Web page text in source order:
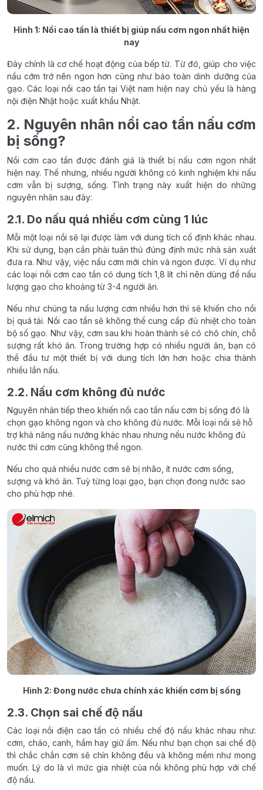
Hình 1: Nồi cao tần là thiết bị giúp nấu cơm ngon nhất hiện
nay
Đây chính là cơ chế hoạt động của bếp từ. Từ đó, giúp cho việc
nấu cớm trở nên ngon hơn cũng như bảo toàn dinh dưỡng của
gạo. Các loại nồi cao tần tại Việt nam hiện nay chủ yếu là hàng
nội điện Nhật hoặc xuất khẩu Nhật.
2. Nguyên nhân nồi cao tần nấu cơm
bị sống?
Nồi cơm cao tần được đánh giá là thiết bị nấu cơm ngon nhất
hiện nay. Thế nhưng, nhiều người không có kinh nghiệm khi nấu
cơm vẫn bị sượng, sống. Tình trạng này xuất hiện do những
nguyên nhân sau đây:
2.1. Do nấu quá nhiều cơm cùng 1 lúc
Mỗi một loại nồi sẽ lại được làm với dung tích cố định khác nhau.
Khi sử dụng, bạn cần phải tuân thủ đúng định mức nhà sản xuất
đưa ra. Như vậy, việc nấu cơm mới chín và ngon được. Ví dụ như
các loại nồi cơm cao tần có dung tích 1,8 lít chỉ nên dùng để nấu
lượng gạo cho khoảng từ 3-4 người ăn.
Nếu như chúng ta nấu lượng cơm nhiều hơn thì sẽ khiến cho nồi
bị quá tải. Nồi cao tần sẽ không thể cung cấp đủ nhiệt cho toàn
bộ số gạo. Như vậy, cơm sau khi hoàn thành sẽ có chô chín, chỗ
sượng rất khó ăn. Trong trường hợp có nhiều người ăn, bạn có
thể đầu tư một thiết bị với dung tích lớn hơn hoặc chia thành
nhiều lần nấu.
2.2. Nấu cơm không đủ nước
Nguyên nhân tiếp theo khiến nồi cao tần nấu cơm bị sống đó là
chọn gạo không ngon và cho không đủ nước. Mỗi loại nồi sẽ hỗ
trợ khả năng nấu nướng khác nhau nhưng nếu nước không đủ
nước thì cơm cũng không thể ngon.
Nếu cho quá nhiều nước cơm sẽ bị nhão, ít nước cơm sống,
sượng và khó ăn. Tuỳ từng loại gạo, bạn chọn đong nước sao
cho phù hợp nhé.
Hình 2: Đong nước chưa chính xác khiến cơm bị sống
2.3. Chọn sai chế độ nấu
Các loại nồi điện cao tần có nhiều chế độ nấu khác nhau như:
cơm, cháo, canh, hầm hay giữ ấm. Nếu như bạn chọn sai chế độ
thì chắc chắn cơm sẽ chín không đều và không mềm như mong
muốn. Lý do là vì mức gia nhiệt của nồi không phù hợp với chế
độ nấu.